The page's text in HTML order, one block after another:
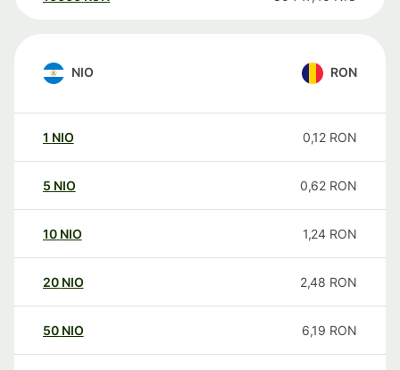
NIO RON
1 NIO 0,12 RON
5 NIO 0,62 RON
10 NIO 1,24 RON
20 NIO 2,48 RON
50 NIO 6,19 RON